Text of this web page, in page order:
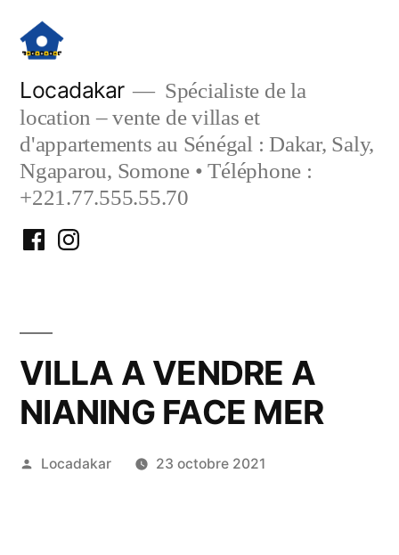
contenu
Locadakar
Spécialiste de la
location – vente de villas et
d'appartements au Sénégal : Dakar, Saly,
Ngaparou, Somone • Téléphone :
+221.77.555.55.70
FacebookInstagram
VILLA A VENDRE A
NIANING FACE MER
Publié
Locadakar 23 octobre 2021